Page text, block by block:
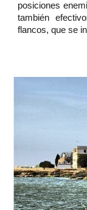
posiciones
también
flancos, que se